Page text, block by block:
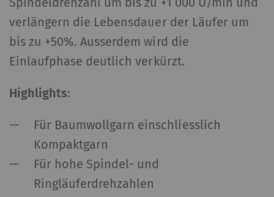
verlängern die Lebensdauer der Läufer um
bis zu +50%. Ausserdem wird die
Einlaufphase deutlich verkürzt.
Highlights:
Für Baumwollgarn einschliesslich
Kompaktgarn
Für hohe Spindel- und
Ringläuferdrehzahlen